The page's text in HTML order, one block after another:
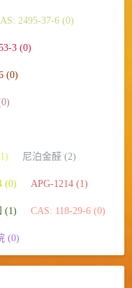
2495-37-6 (0)
3 (0)
(0)
尼泊金醛 (2)
(0) APG-1214 (1)
(1) CAS: 118-29-6 (0)
(0)